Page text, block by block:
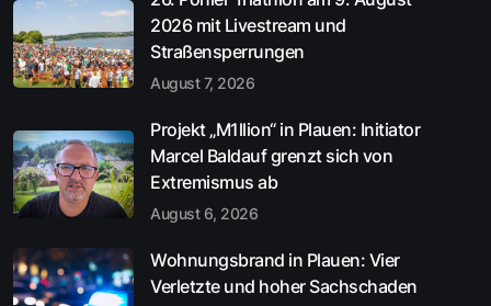
2026 mit Livestream und
Straßensperrungen
August 7, 2026
Projekt „M1llion“ in Plauen: Initiator
Marcel Baldauf grenzt sich von
Extremismus ab
August 6, 2026
Wohnungsbrand in Plauen: Vier
Verletzte und hoher Sachschaden